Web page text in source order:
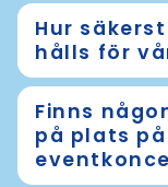
Hur
hålls för
Finns
på plats